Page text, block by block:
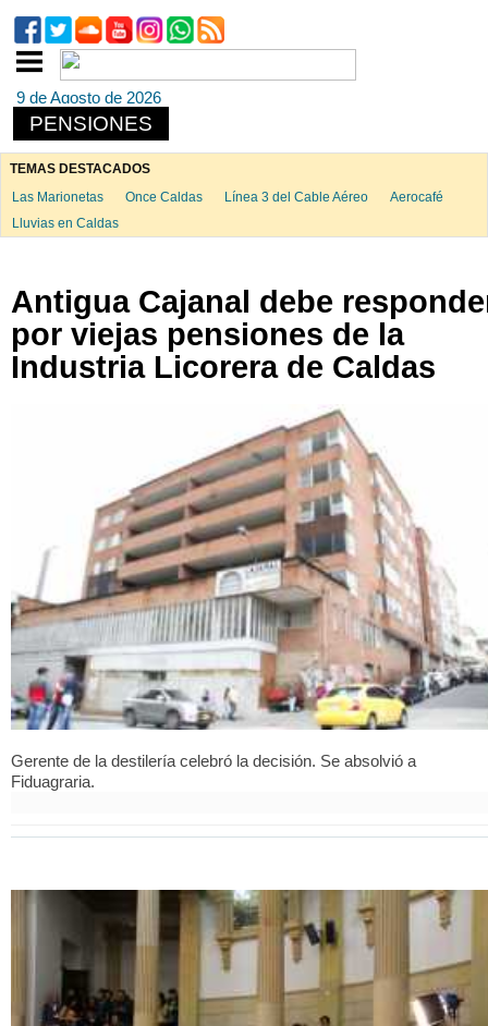
9 de Agosto de 2026
PENSIONES
TEMAS DESTACADOS
Las Marionetas
Once Caldas Línea 3 del Cable Aéreo
Aerocafé
Lluvias en Caldas
Antigua Cajanal debe
por viejas pensiones de la
Industria Licorera de Caldas
Gerente de la destilería celebró la decisión. Se absolvió a
Fiduagraria.